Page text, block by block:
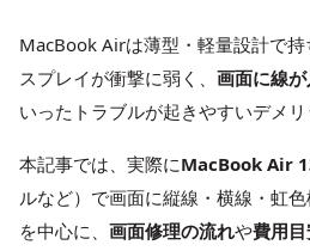
MacBook Airは薄型・軽量設計で
スプレイが衝撃に弱く、 画面に線
いったトラブルが起きやすいデメリ
本記事では、実際にMacBook Air
ルなど）で画面に縦線・横線・虹
を中心に、 画面修理の流れや費用